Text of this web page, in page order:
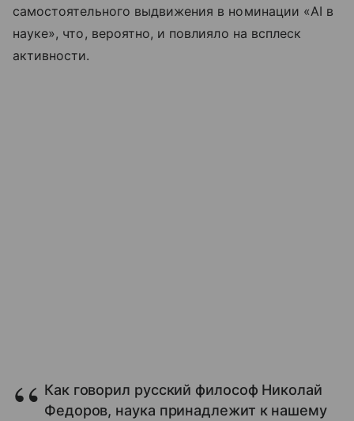
самостоятельного выдвижения в номинации «AI в
науке», что, вероятно, и повлияло на всплеск
активности.
Как говорил русский философ Николай
Федоров, наука принадлежит к нашему